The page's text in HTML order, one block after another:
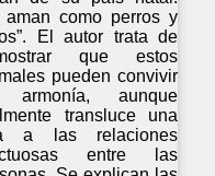
aman como perros y
El autor trata de
que estos
pueden convivir
armonía, aunque
transluce una
a las relaciones
entre las